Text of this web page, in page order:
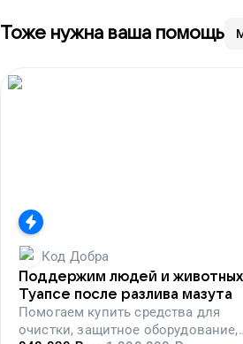
Тоже нужна ваша помощь
Код Добра
Поддержим людей и животных
Туапсе после разлива мазута
Помогаем купить средства для
очистки, защитное оборудование,